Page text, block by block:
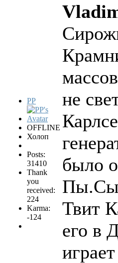
PP
OFFLINE
Холоп
Posts:
31410
Thank
you
received:
224
Karma:
-124
не
было
Твит
его в